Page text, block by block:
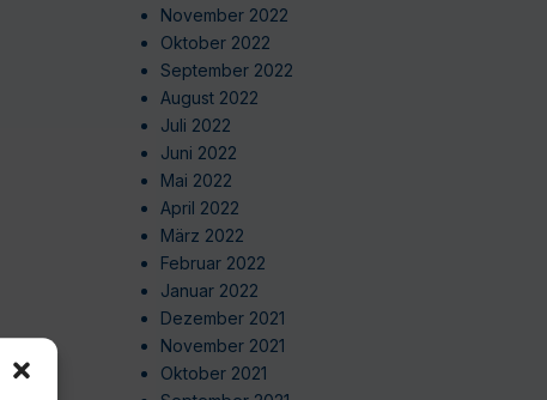
November 2022
Oktober 2022
September 2022
August 2022
Juli 2022
Juni 2022
Mai 2022
April 2022
März 2022
Februar 2022
Januar 2022
Dezember 2021
November 2021
Oktober 2021